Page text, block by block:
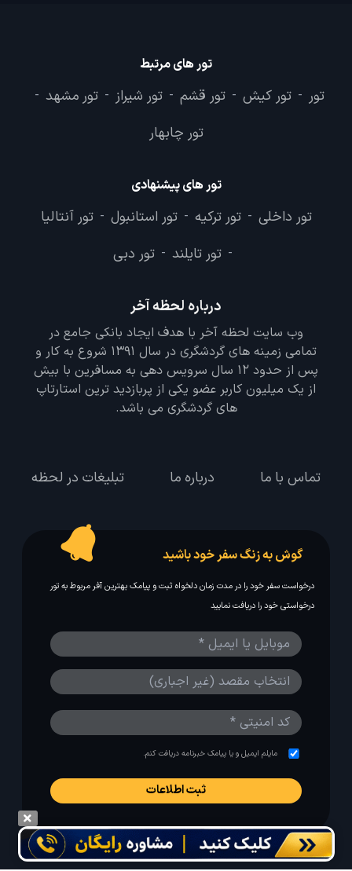
تور های مرتبط
تور تور کیش تور قشم تور شیراز تور مشهد
تور چابهار
تور های پیشنهادی
تور داخلی تور ترکیه تور استانبول تور آنتالیا
تور تایلند تور دبی
درباره لحظه آخر
وب سایت لحظه آخر با هدف ایجاد بانکی جامع در
تمامی زمینه های گردشگری در سال 1391 شروع به کار و
پس از حدود 12 سال سرویس دهی به مسافرین با بیش
از یک میلیون کاربر عضو یکی از پربازدید ترین استارتاپ
های گردشگری می باشد.
تماس با ما درباره ما تبلیغات در لحظه
گوش به زنگ سفر خود باشید